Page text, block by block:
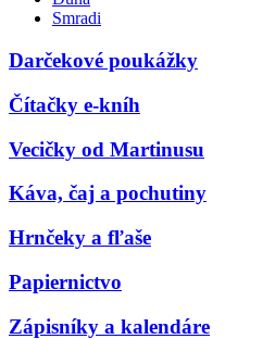
Smradi
Darčekové poukážky
Čítačky e-kníh
Vecičky od Martinusu
Káva, čaj a pochutiny
Hrnčeky a fľaše
Papiernictvo
Zápisníky a kalendáre